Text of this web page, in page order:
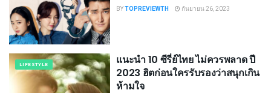
BYTOPREVIEWTH กันยายน 26, 2023
LIFESTYLE
แนะนำ 10 ซีรี่ย์ไทย ไม่ควรพลาด ปี
2023 ฮิตก่อนใครรับรองว่าสนุกเกิน
ห้ามใจ